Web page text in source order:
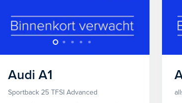
Audi A1
Sportback 25 TFSI Advanced